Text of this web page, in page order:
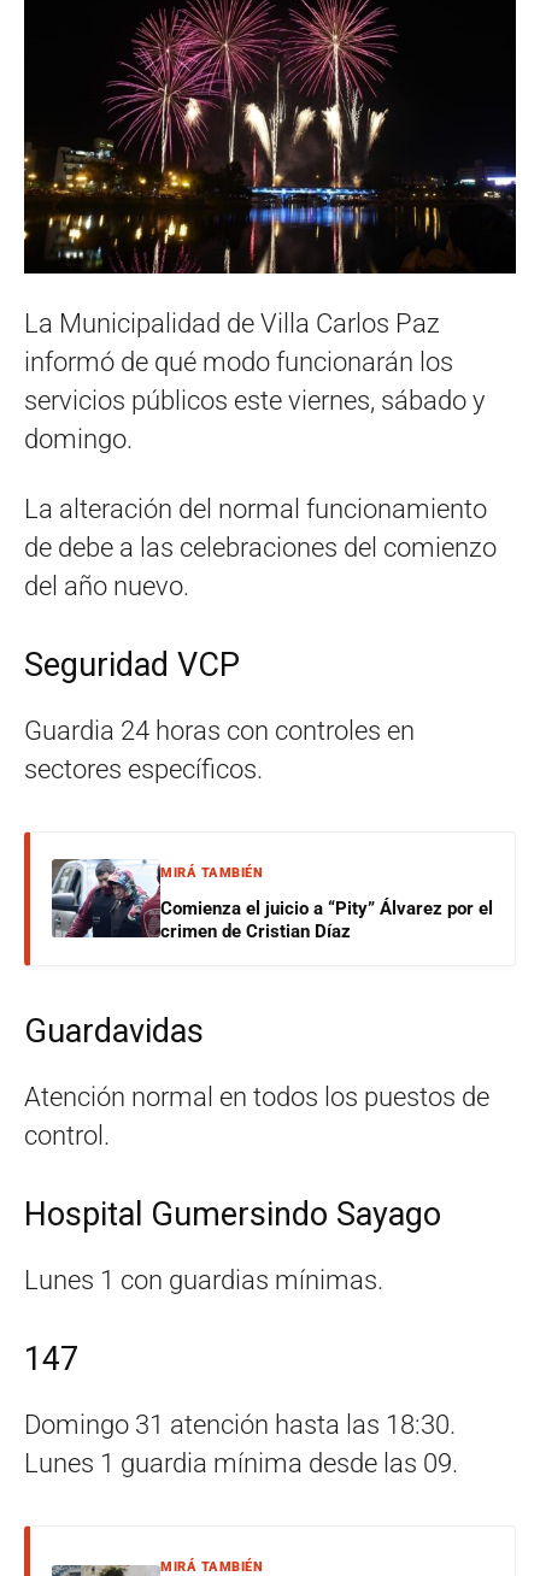
La Municipalidad de Villa Carlos Paz
informó de qué modo funcionarán los
servicios públicos este viernes, sábado y
domingo.
La alteración del normal funcionamiento
de debe a las celebraciones del comienzo
del año nuevo.
Seguridad VCP
Guardia 24 horas con controles en
sectores específicos.
MIRÁ TAMBIÉN
Comienza el juicio a “Pity” Álvarez por el
crimen de Cristian Díaz
Guardavidas
Atención normal en todos los puestos de
control.
Hospital Gumersindo Sayago
Lunes 1 con guardias mínimas.
147
Domingo 31 atención hasta las 18:30.
Lunes 1 guardia mínima desde las 09.
MIRÁ TAMBIÉN